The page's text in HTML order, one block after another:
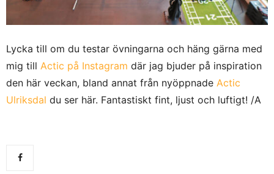
Lycka till om du testar övningarna och häng gärna med
mig till Actic på Instagram där jag bjuder på inspiration
den här veckan, bland annat från nyöppnade Actic
Ulriksdal du ser här. Fantastiskt fint, ljust och luftigt! /A